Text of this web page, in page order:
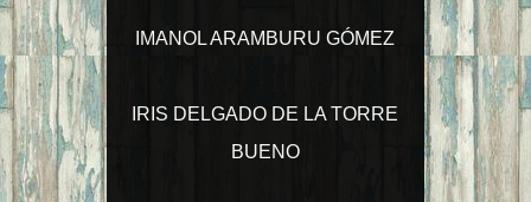
IMANOL ARAMBURU GÓMEZ
IRIS DELGADO DE LA TORRE
BUENO